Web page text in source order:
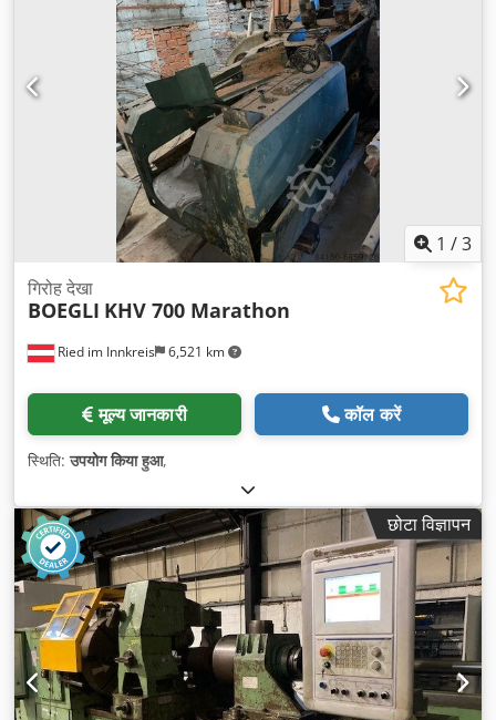
1 /3
Ried im Innkreis 6,521 km
गिरोह देखा
BOEGLI KHV 700 Marathon
मूल्य जानकारी कॉल करें
स्थिति:उपयोग किया हुआ,
छोटा विज्ञापन